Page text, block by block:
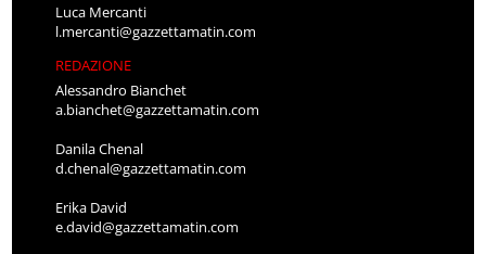
Luca Mercanti
l.mercanti@gazzettamatin.com
REDAZIONE
Alessandro Bianchet
a.bianchet@gazzettamatin.com
Danila Chenal
d.chenal@gazzettamatin.com
Erika David
e.david@gazzettamatin.com